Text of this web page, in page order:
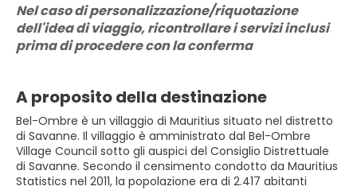
Nel caso di personalizzazione/riquotazione
dell'idea di viaggio, ricontrollare i servizi inclusi
prima di procedere con la conferma
A proposito della destinazione
Bel-Ombre è un villaggio di Mauritius situato nel distretto
di Savanne. Il villaggio è amministrato dal Bel-Ombre
Village Council sotto gli auspici del Consiglio Distrettuale
di Savanne. Secondo il censimento condotto da Mauritius
Statistics nel 2011, la popolazione era di 2.417 abitanti